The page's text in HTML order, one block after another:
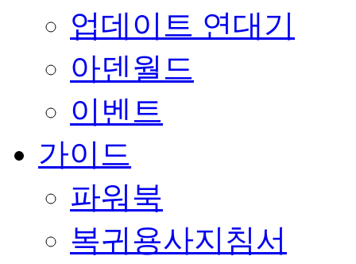
업데이트 연대기
아덴월드
이벤트
가이드
파워북
복귀용사지침서